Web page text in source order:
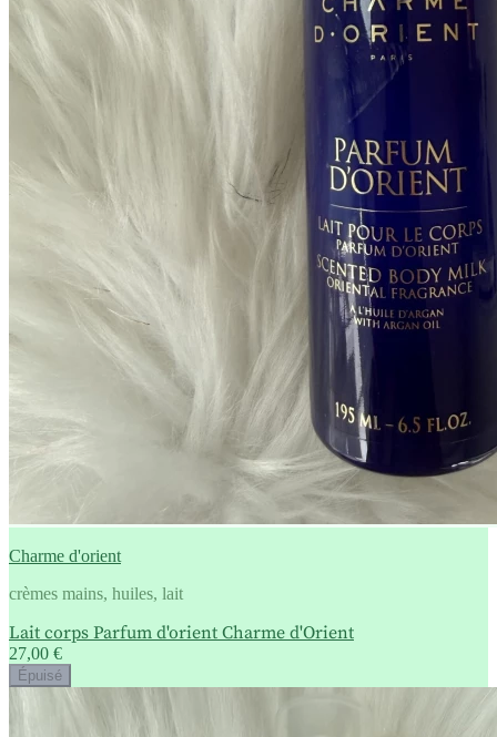
Charme d'orient
crèmes mains, huiles, lait
Lait corps Parfum d'orient Charme d'Orient
27,00 €
Épuisé